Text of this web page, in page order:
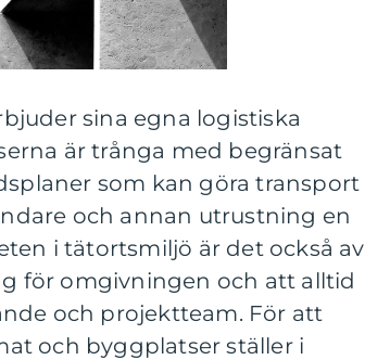
sina egna logistiska
är trånga med begränsat
som kan göra transport
och annan utrustning en
i tätortsmiljö är det också av
för omgivningen och att alltid
och projektteam. För att
och byggplatser ställer i